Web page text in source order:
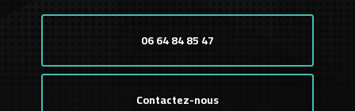
06 64 84 85 47
Contactez-nous